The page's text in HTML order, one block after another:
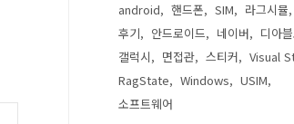
android
핸드폰 SIM
라그시뮬
후기
안드로이드 네이버
디아
갤럭시
면접관 스티커
Visual
RagState
Windows
USIM
소프트웨어